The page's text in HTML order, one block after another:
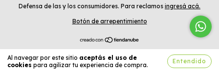
Al navegar por este sitio aceptás el uso de
cookies para agilizar tu experiencia de compra.
Entendido
Defensa de las y los consumidores. Para reclamos ingresá acá.
Botón de arrepentimiento